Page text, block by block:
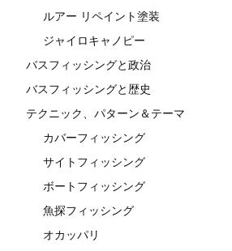
ルアー リペイント塗装
ジャイロキャノピー
バスフィッシングと政治
バスフィッシングと歴史
テクニック、パターン＆テーマ
カバーフィッシング
サイトフィッシング
ボートフィッシング
魚探フィッシング
オカッパリ